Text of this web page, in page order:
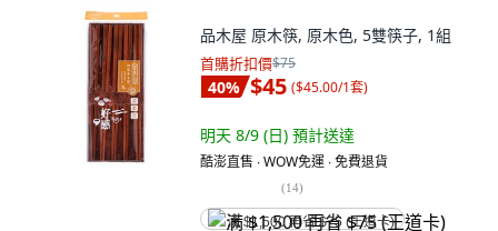
品木屋 原木筷, 原木色, 5雙筷子, 1組
首購折扣價$75
40% $45 ($45.00/1套)
明天 8/9 (日) 預計送達
酷澎直售 ∙ WOW免運 ∙ 免費退貨
(14)
满 $1,500 再省 $75 (王道卡)